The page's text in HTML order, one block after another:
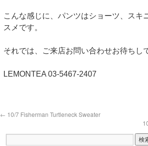
こんな感じに、パンツはショーツ、スキ
スメです。
それでは、ご来店お問い合わせお待ちし
LEMONTEA 03-5467-2407
← 10/7 Fisherman Turtleneck Sweater